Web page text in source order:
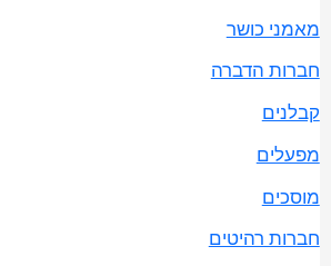
מאמני כושר
חברות הדברה
קבלנים
מפעלים
מוסכים
חברות רהיטים